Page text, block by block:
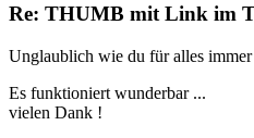
Re: THUMB mit Link im
Unglaublich wie du für alles
Es funktioniert wunderbar ...
vielen Dank !